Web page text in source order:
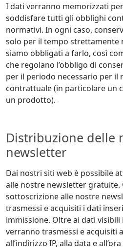
I dati verranno memorizzati
soddisfare tutti gli obblighi
normativi. In ogni caso,
solo per il tempo strettamente
siamo obbligati a farlo, così
che regolano l’obbligo di
per il periodo necessario per il
contrattuale (in particolare un
un prodotto).
Distribuzione delle
newsletter
Dai nostri siti web è possibile
alle nostre newsletter gratuite.
sottoscrizione alle nostre
trasmessi e acquisiti i dati
immissione. Oltre ai dati visibili
verranno trasmessi e acquisiti
all’indirizzo IP, alla data e